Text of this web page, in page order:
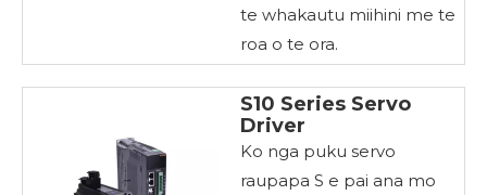
te whakautu miihini me te
roa o te ora.
S10 Series Servo
Driver
Ko nga puku servo
raupapa S e pai ana mo